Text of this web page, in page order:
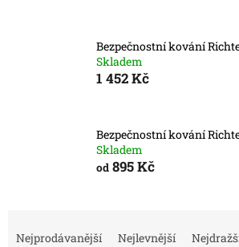
Bezpečnostní kování
Skladem
1 452 Kč
Bezpečnostní kování
Skladem
od 895 Kč
Nejprodávanější Nejlevnější